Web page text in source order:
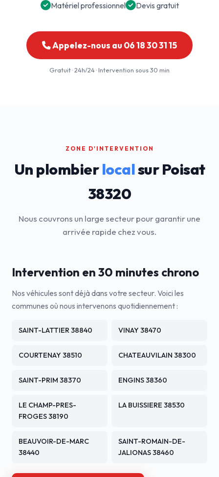
Matériel professionnel
Devis gratuit
Appelez-nous au 06 18 30 31 15
Gratuit · 24h/24 · Intervention sous 30 min
ZONE D'INTERVENTION
Un plombierlocalsur Poisat
38320
Nous couvrons un large secteur pour garantir une
arrivée rapide chez vous.
Intervention en 30 minutes chrono
Nos véhicules sont déjà dans votre secteur. Voici les
communes où nous intervenons quotidiennement :
SAINT-LATTIER 38840 VINAY 38470
COURTENAY 38510 CHATEAUVILAIN 38300
SAINT-PRIM 38370 ENGINS 38360
LE CHAMP-PRES-
FROGES 38190
LA BUISSIERE 38530
BEAUVOIR-DE-MARC
38440
SAINT-ROMAIN-DE-
JALIONAS 38460